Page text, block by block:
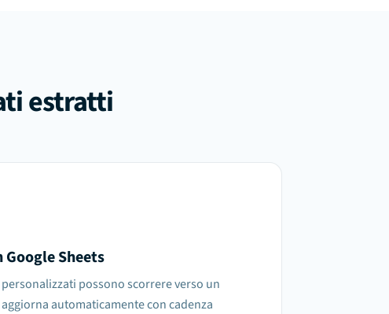
estratti
Google Sheets
possono scorrere verso un
automaticamente con cadenza